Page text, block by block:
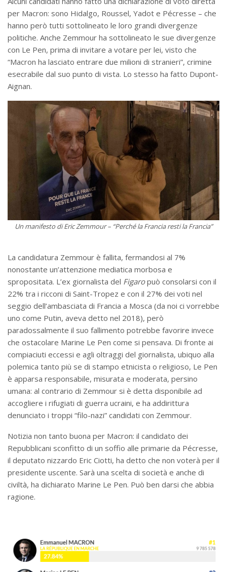
per Macron: sono Hidalgo, Roussel, Yadot e Pécresse – che
hanno però tutti sottolineato le loro grandi divergenze
politiche. Anche Zemmour ha sottolineato le sue divergenze
con Le Pen, prima di invitare a votare per lei, visto che
“Macron ha lasciato entrare due milioni di stranieri”, crimine
esecrabile dal suo punto di vista. Lo stesso ha fatto Dupont-
Aignan.
Un manifesto di Eric Zemmour – “Perché la Francia resti la Francia”
La candidatura Zemmour è fallita, fermandosi al 7%
nonostante un’attenzione mediatica morbosa e
spropositata. L’ex giornalista del Figaropuò consolarsi con il
22% tra i ricconi di Saint-Tropez e con il 27% dei voti nel
seggio dell’ambasciata di Francia a Mosca (da noi ci vorrebbe
uno come Putin, aveva detto nel 2018), però
paradossalmente il suo fallimento potrebbe favorire invece
che ostacolare Marine Le Pen come si pensava. Di fronte ai
compiaciuti eccessi e agli oltraggi del giornalista, ubiquo alla
polemica tanto più se di stampo etnicista o religioso, Le Pen
è apparsa responsabile, misurata e moderata, persino
umana: al contrario di Zemmour si è detta disponibile ad
accogliere i rifugiati di guerra ucraini, e ha addirittura
denunciato i troppi “filo-nazi” candidati con Zemmour.
Notizia non tanto buona per Macron: il candidato dei
Repubblicani sconfitto di un soffio alle primarie da Pécresse,
il deputato nizzardo Eric Ciotti, ha detto che non voterà per il
presidente uscente. Sarà una scelta di società e anche di
civiltà, ha dichiarato Marine Le Pen. Può ben darsi che abbia
ragione.